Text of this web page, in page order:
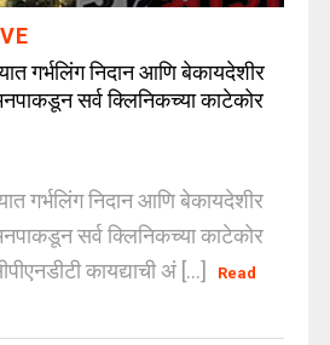
गर्भलिंग निदान आणि बेकायदेशीर
सर्व क्लिनिकच्या काटेकोर
गर्भलिंग निदान आणि बेकायदेशीर
सर्व क्लिनिकच्या काटेकोर
कायद्याची अं [...]
Read